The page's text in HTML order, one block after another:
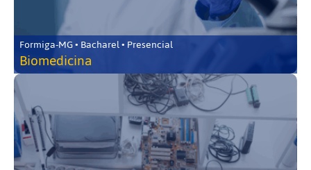
Formiga-MG • Bacharel • Presencial
Biomedicina